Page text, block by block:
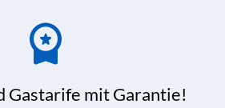
Gastarife mit Garantie!